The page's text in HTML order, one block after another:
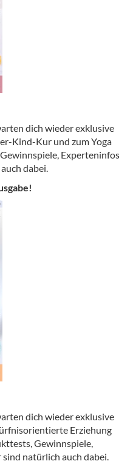
dich wieder exklusive
Kind-Kur und zum Yoga
Experteninfos
dabei.
dich wieder exklusive
Erziehung
Gewinnspiele,
natürlich auch dabei.